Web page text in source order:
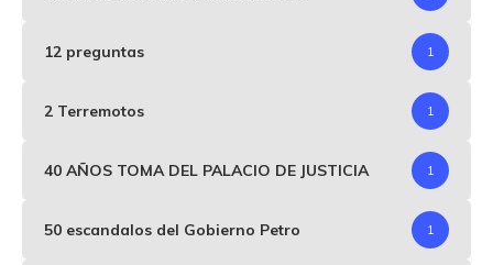
12 preguntas 1
2 Terremotos 1
40 AÑOS TOMA DEL PALACIO DE JUSTICIA 1
50 escandalos del Gobierno Petro 1